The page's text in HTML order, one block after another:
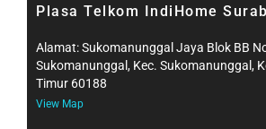
Plasa Telkom IndiHome
Alamat: Sukomanunggal Jaya Blok BB
Sukomanunggal, Kec. Sukomanunggal,
Timur 60188
View Map